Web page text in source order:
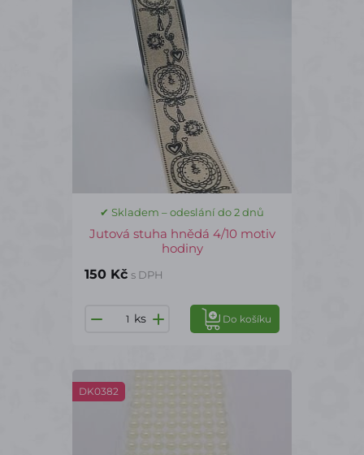
✔ Skladem – odeslání do 2 dnů
Jutová stuha hnědá 4/10 motiv
hodiny
150 Kč s DPH
ks Do košíku
DK0382